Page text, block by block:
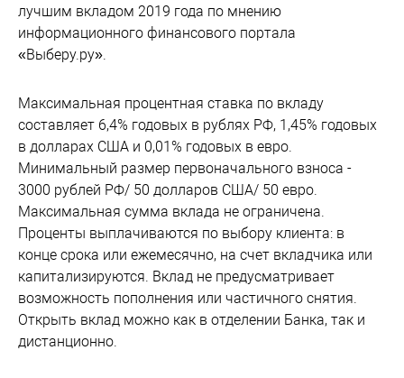
лучшим вкладом 2019 года по мнению
информационного финансового портала
«Выберу.ру».
Максимальная процентная ставка по вкладу
составляет 6,4% годовых в рублях РФ, 1,45% годовых
в долларах США и 0,01% годовых в евро.
Минимальный размер первоначального взноса -
3000 рублей РФ/ 50 долларов США/ 50 евро.
Максимальная сумма вклада не ограничена.
Проценты выплачиваются по выбору клиента: в
конце срока или ежемесячно, на счет вкладчика или
капитализируются. Вклад не предусматривает
возможность пополнения или частичного снятия.
Открыть вклад можно как в отделении Банка, так и
дистанционно.